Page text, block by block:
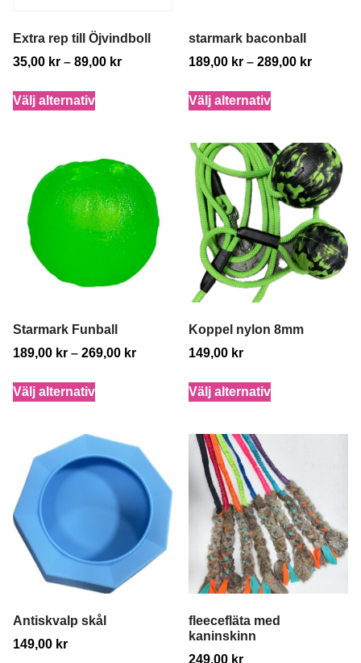
Extra rep till Öjvindboll
35,00 kr – 89,00 kr
Välj alternativ
starmark baconball
189,00 kr – 289,00 kr
Välj alternativ
Starmark Funball
189,00 kr – 269,00 kr
Välj alternativ
Koppel nylon 8mm
149,00 kr
Välj alternativ
Antiskvalp skål
149,00 kr
fleecefläta med
kaninskinn
249,00 kr